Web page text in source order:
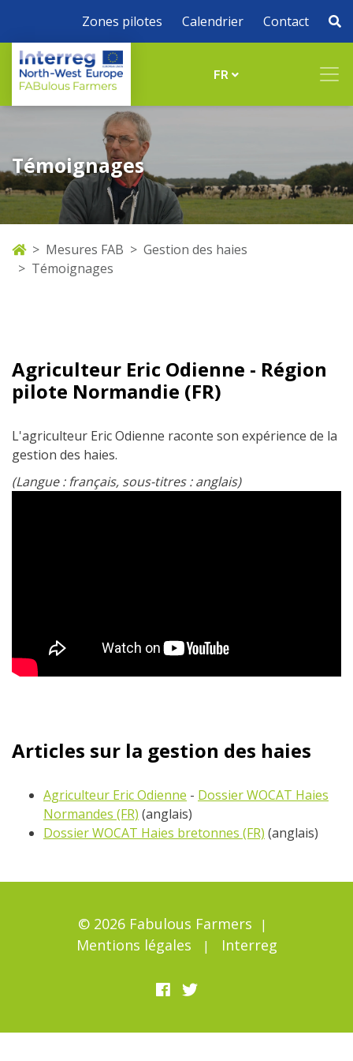
Zones pilotes Calendrier Contact
FR
Témoignages
Mesures FAB
Gestion des haies
Témoignages
Agriculteur Eric Odienne - Région
pilote Normandie (FR)
L'agriculteur Eric Odienne raconte son expérience de la
gestion des haies.
(Langue : français, sous-titres : anglais)
Articles sur la gestion des haies
Agriculteur Eric Odienne - Dossier WOCAT Haies
Normandes (FR) (anglais)
Dossier WOCAT Haies bretonnes (FR) (anglais)
© 2026 Fabulous Farmers
Mentions légales
Interreg